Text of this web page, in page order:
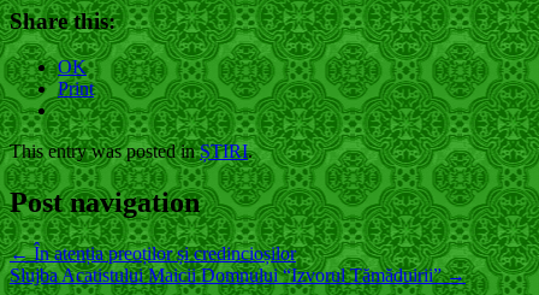
Share this:
OK
Print
This entry was posted inȘTIRI.
Post navigation
←În atenția preoților și credincioșilor
Slujba Acatistului Maicii Domnului “Izvorul Tămăduirii”→